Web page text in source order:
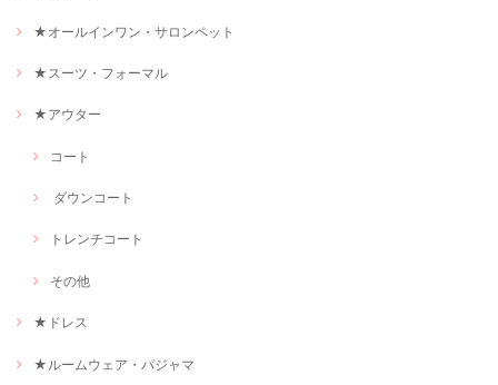
★オールインワン・サロンペット
★スーツ・フォーマル
★アウター
コート
ダウンコート
トレンチコート
その他
★ドレス
★ルームウェア・パジャマ